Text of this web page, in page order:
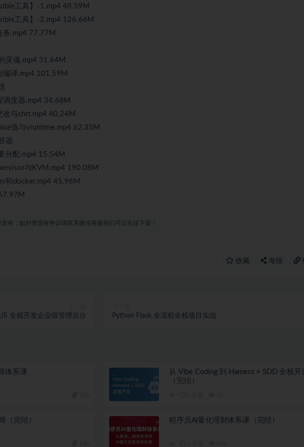
工具】-1.mp4 48.59M
工具】-2.mp4 126.66M
务.mp4 77.77M
灵魂.mp4 31.64M
译.mp4 101.59M
度器.mp4 34.68M
与chrt.mp4 40.24M
值与vruntime.mp4 62.35M
器
分配.mp4 15.54M
与KVM.mp4 190.08M
和docker.mp4 45.96M
布，如对资源有争议请联系微信客服我们可以安排下架！
收藏 海报
全栈开发企业级管理后台 Python Flask 全流程全栈项目实战
体系课
从 Vibe Coding 到 Harness × SDD 全栈开
（完结）
（完结） 程序员AI量化理财体系课（完结）